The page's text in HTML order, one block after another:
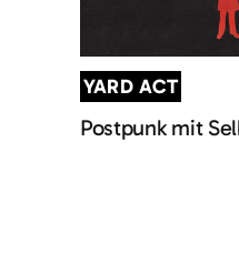
YARD ACT
Postpunk mit